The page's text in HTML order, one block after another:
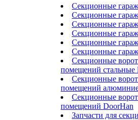
Секционные
Секционные
Секционные
Секционные
Секционные
Секционные
Секционные
помещений стальные
Секционные
помещений
Секционные
помещений DoorHan
Запчасти для